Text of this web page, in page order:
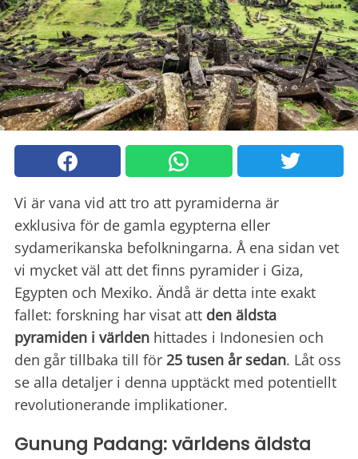
Vi är vana vid att tro att pyramiderna är
exklusiva för de gamla egypterna eller
sydamerikanska befolkningarna. Å ena sidan vet
vi mycket väl att det finns pyramider i Giza,
Egypten och Mexiko. Ändå är detta inte exakt
fallet: forskning har visat att den äldsta
pyramiden i världen hittades i Indonesien och
den går tillbaka till för 25 tusen år sedan. Låt oss
se alla detaljer i denna upptäckt med potentiellt
revolutionerande implikationer.
Gunung Padang: världens äldsta